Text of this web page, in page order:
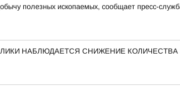
полезных ископаемых, сообщает пресс-
НАБЛЮДАЕТСЯ СНИЖЕНИЕ